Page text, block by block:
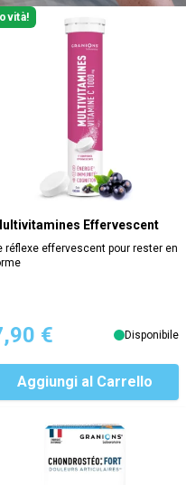
Effervescent
réflexe effervescent pour rester en
€ Disponibile
Aggiungi al Carrello